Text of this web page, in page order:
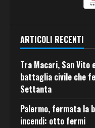
ARTICOLI RECENTI
Tra Macari, San Vito
battaglia civile che
Settanta
Palermo, fermata la
incendi: otto fermi